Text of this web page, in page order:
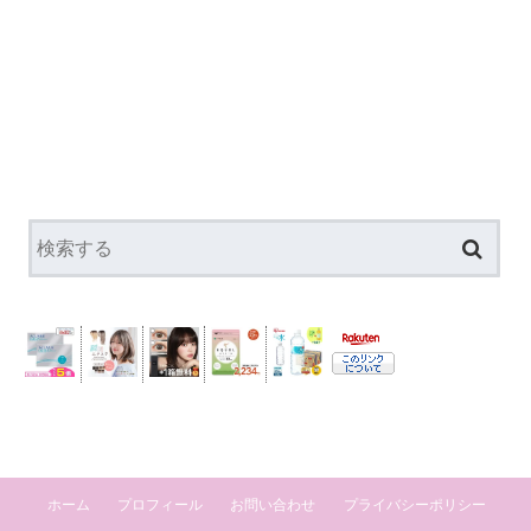
ホーム プロフィール お問い合わせ プライバシーポリシー